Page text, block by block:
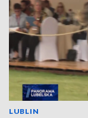
LUBLIN